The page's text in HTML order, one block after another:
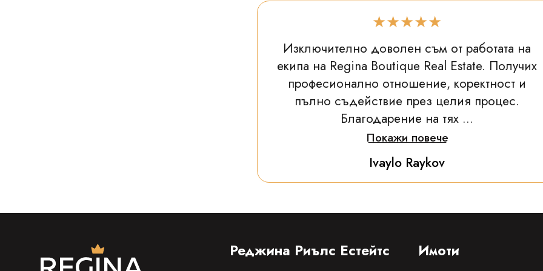
★★★★★
Изключително доволен съм от работата на
екипа на Regina Boutique Real Estate. Получих
професионално отношение, коректност и
пълно съдействие през целия процес.
Благодарение на тях ...
Покажи повече
Ivaylo Raykov
Реджина Риълс Естейтс Имоти